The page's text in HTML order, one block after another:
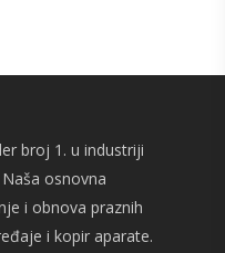
broj 1. u industriji
osnovna
i obnova praznih
i kopir aparate.